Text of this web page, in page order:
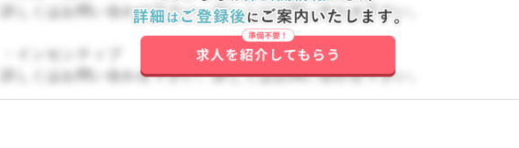
詳しくはお問い合わせ下さい。詳しくはお問い合わせ下さい。
・インセンティブ
詳しくはお問い合わせ下さい。詳しくはお問い合わせ下さい。